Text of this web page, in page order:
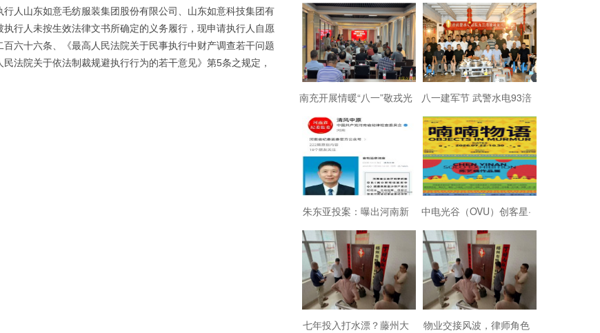
人山东如意毛纺服装集团股份有限公司、山东如意科技集团有
行人未按生效法律文书所确定的义务履行，现申请执行人自愿
六十六条、《最高人民法院关于民事执行中财产调查若干问题
法院关于依法制裁规避执行行为的若干意见》第5条之规定，
南充开展情暖“八一”敬戎光
·拥军助老进社区慰问活动
八一建军节 武警水电93涪
陵战友欢聚磐石玉寨赓续
军旅初心
朱东亚投案：曝出河南新
乡顶着35项违法行为“远洋
捕捞”港商
中电光谷（OVU）创客星·
成都芯谷人工智能OPC社
区“芯创社”正
七年投入打水漂？藤州大 物业交接风波，律师角色